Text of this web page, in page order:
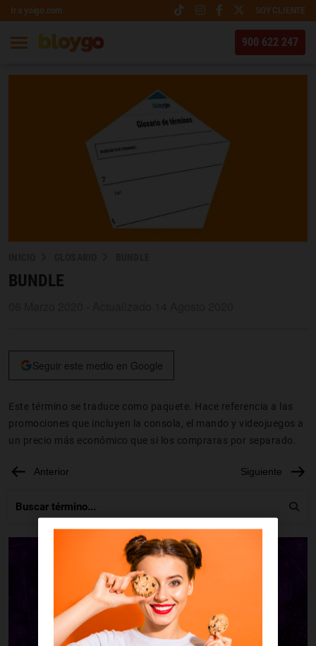
Ir a yoigo.com SOY CLIENTE
900 622 247
BUNDLE
Seguir este medio en Google
Este término se traduce como paquete. Hace referencia a las
promociones que incluyen la consola, el mando y videojuegos a
un precio más económico que si los compraras por separado.
Anterior Siguiente